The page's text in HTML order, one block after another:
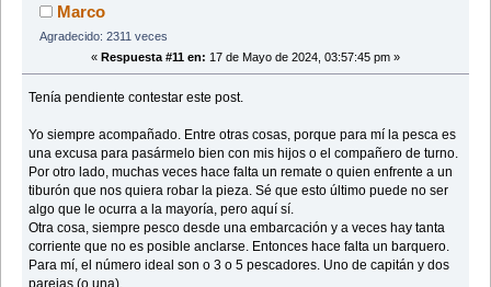
Marco
Agradecido: 2311 veces
« Respuesta #11 en: 17 de Mayo de 2024, 03:57:45 pm »
Tenía pendiente contestar este post.
Yo siempre acompañado. Entre otras cosas, porque para mí la pesca es
una excusa para pasármelo bien con mis hijos o el compañero de turno.
Por otro lado, muchas veces hace falta un remate o quien enfrente a un
tiburón que nos quiera robar la pieza. Sé que esto último puede no ser
algo que le ocurra a la mayoría, pero aquí sí.
Otra cosa, siempre pesco desde una embarcación y a veces hay tanta
corriente que no es posible anclarse. Entonces hace falta un barquero.
Para mí, el número ideal son o 3 o 5 pescadores. Uno de capitán y dos
parejas (o una).